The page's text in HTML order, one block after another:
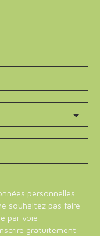
personnelles
souhaitez pas faire
par voie
gratuitement